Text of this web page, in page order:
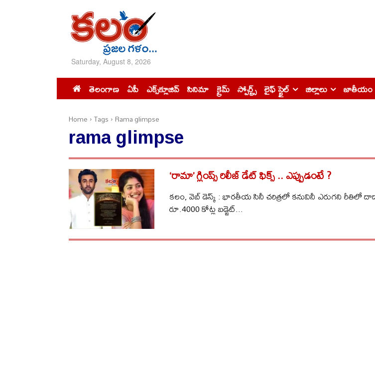
Saturday, August 8, 2026
తెలంగాణ ఏపీ ఎక్స్‌క్లూజివ్‌ సినిమా క్రైమ్ స్పోర్ట్స్ లైఫ్ స్టైల్ జిల్లాలు జాతీయం
Home Tags Rama glimpse
rama glimpse
‘రామా’ గ్లింప్స్‌ రిలీజ్ డేట్ ఫిక్స్ .. ఎప్పుడంటే ?
కలం, వెబ్ డెస్క్ : భారతీయ సినీ చరిత్రలో కనువినీ ఎరుగని రీతిలో
రూ.4000 కోట్ల బడ్జెట్...